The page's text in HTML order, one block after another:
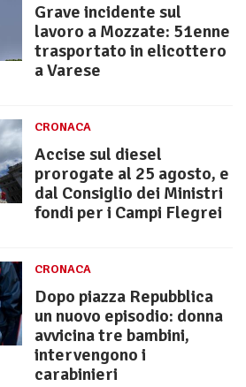
Grave incidente sul
lavoro a Mozzate: 51enne
trasportato in elicottero
a Varese
CRONACA
Accise sul diesel
prorogate al 25 agosto, e
dal Consiglio dei Ministri
fondi per i Campi Flegrei
CRONACA
Dopo piazza Repubblica
un nuovo episodio: donna
avvicina tre bambini,
intervengono i
carabinieri